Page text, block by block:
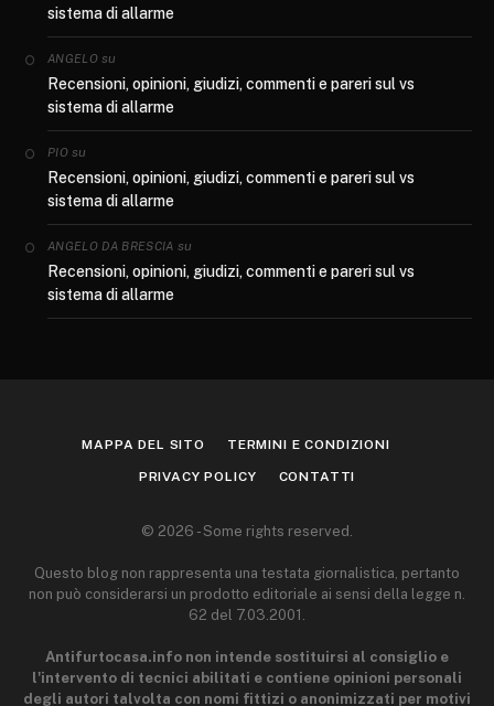
sistema di allarme
ANGELOsu
Recensioni, opinioni, giudizi, commenti e pareri sul vs
sistema di allarme
PIO su
Recensioni, opinioni, giudizi, commenti e pareri sul vs
sistema di allarme
ANGELO DA BRESCIA su
Recensioni, opinioni, giudizi, commenti e pareri sul vs
sistema di allarme
MAPPA DEL SITO TERMINI E CONDIZIONI
PRIVACY POLICY CONTATTI
© 2026 - Some rights reserved.
Questo blog non rappresenta una testata giornalistica, pertanto
non può considerarsi un prodotto editoriale ai sensi della legge n.
62 del 7.03.2001.
Antifurtocasa.info non intende sostituirsi al consiglio e
l'intervento di tecnici abilitati e contiene opinioni personali
degli autori talvolta con nomi fittizi o anonimizzati per motivi